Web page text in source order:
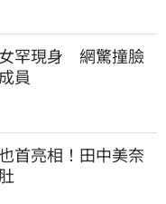
罕現身　網驚撞臉
員
首亮相！田中美奈